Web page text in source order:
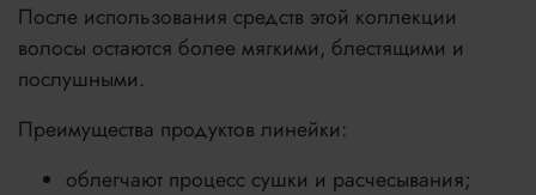
После использования средств этой коллекции
волосы остаются более мягкими, блестящими и
послушными.
Преимущества продуктов линейки:
облегчают процесс сушки и расчесывания;